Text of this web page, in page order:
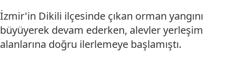
İzmir'in Dikili ilçesinde çıkan orman yangını
büyüyerek devam ederken, alevler yerleşim
alanlarına doğru ilerlemeye başlamıştı.